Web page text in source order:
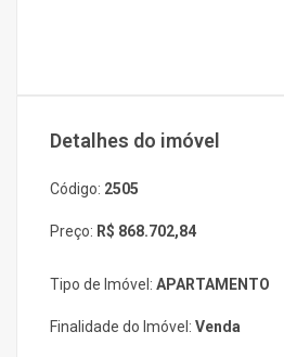
Detalhes do imóvel
Código: 2505
Preço: R$ 868.702,84
Tipo de Imóvel: APARTAMENTO
Finalidade do Imóvel: Venda